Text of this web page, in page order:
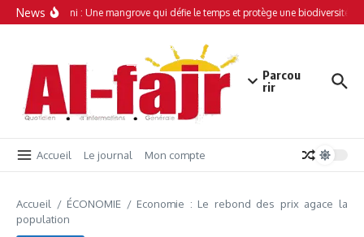
Aller au contenu
News
Simamboini : Une mangrove qui défie le temps et protège une biodiversité
Parcou
rir
Accueil Le journal Mon compte
Accueil / ÉCONOMIE / Economie : Le rebond des prix agace la
population